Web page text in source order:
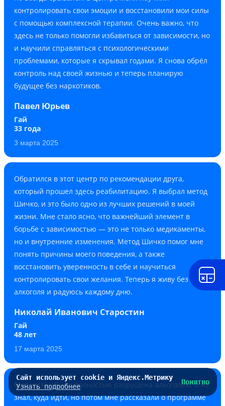
контролировать свои эмоции и восстановили мои силы
с помощью комплексной терапии. Очень важно, что
здесь не только помогли избавиться от зависимости, но
и научили справляться с психологическими
проблемами, которые я скрывал годами. Я снова обрёл
контроль над своей жизнью и теперь планирую
будущее без наркотиков.
Павел Юрьев
Гай
33 года
3 марта 2025
Обратился в этот центр по рекомендации друга,
который прошел здесь реабилитацию. Я выбрал метод
Шичко, и это было одно из лучших решений в моей
жизни. Мне стало ясно, что важнейший элемент в
борьбе с зависимостью — это не только медикаменты,
но и внутренние изменения. Метод Шичко помог мне
понять причины моего поведения, а также
восстановить уверенность в себе и научиться
контролировать свои желания. Теперь я живу без
алкоголя и радуюсь каждому дню.
Николай Иванович Старостин
Гай
48 лет
17 марта 2025
Моя жизнь была полностью разрушена алкоголем. Я не
знал, куда идти, но потом мне рассказали о программе
Сайт использует cookie и Яндекс.Метрику
Узнать подробнее
Понятно